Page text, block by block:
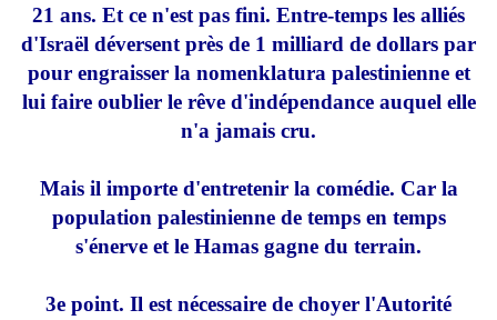
21 ans. Et ce n'est pas fini. Entre-temps les alliés
d'Israël déversent près de 1 milliard de dollars par
pour engraisser la nomenklatura palestinienne et
lui faire oublier le rêve d'indépendance auquel elle
n'a jamais cru.
Mais il importe d'entretenir la comédie. Car la
population palestinienne de temps en temps
s'énerve et le Hamas gagne du terrain.
3e point. Il est nécessaire de choyer l'Autorité